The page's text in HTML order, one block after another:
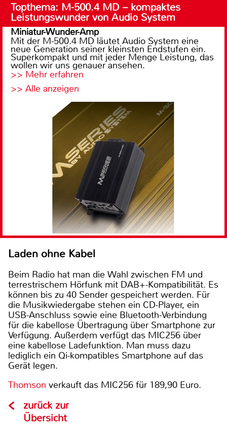
Topthema: M-500.4 MD – kompaktes
Leistungswunder von Audio System
Miniatur-Wunder-Amp
Mit der M-500.4 MD läutet Audio System eine
neue Generation seiner kleinsten Endstufen ein.
Superkompakt und mit jeder Menge Leistung, das
wollen wir uns genauer ansehen.
>> Mehr erfahren
>> Alle anzeigen
Laden ohne Kabel
Beim Radio hat man die Wahl zwischen FM und
terrestrischem Hörfunk mit DAB+-Kompatibilität. Es
können bis zu 40 Sender gespeichert werden. Für
die Musikwiedergabe stehen ein CD-Player, ein
USB-Anschluss sowie eine Bluetooth-Verbindung
für die kabellose Übertragung über Smartphone zur
Verfügung. Außerdem verfügt das MIC256 über
eine kabellose Ladefunktion. Man muss dazu
lediglich ein Qi-kompatibles Smartphone auf das
Gerät legen.
Thomson verkauft das MIC256 für 189,90 Euro.
zurück zur
Übersicht